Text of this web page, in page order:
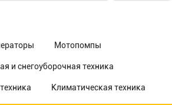
Мотопомпы
и снегоуборочная техника
Климатическая техника